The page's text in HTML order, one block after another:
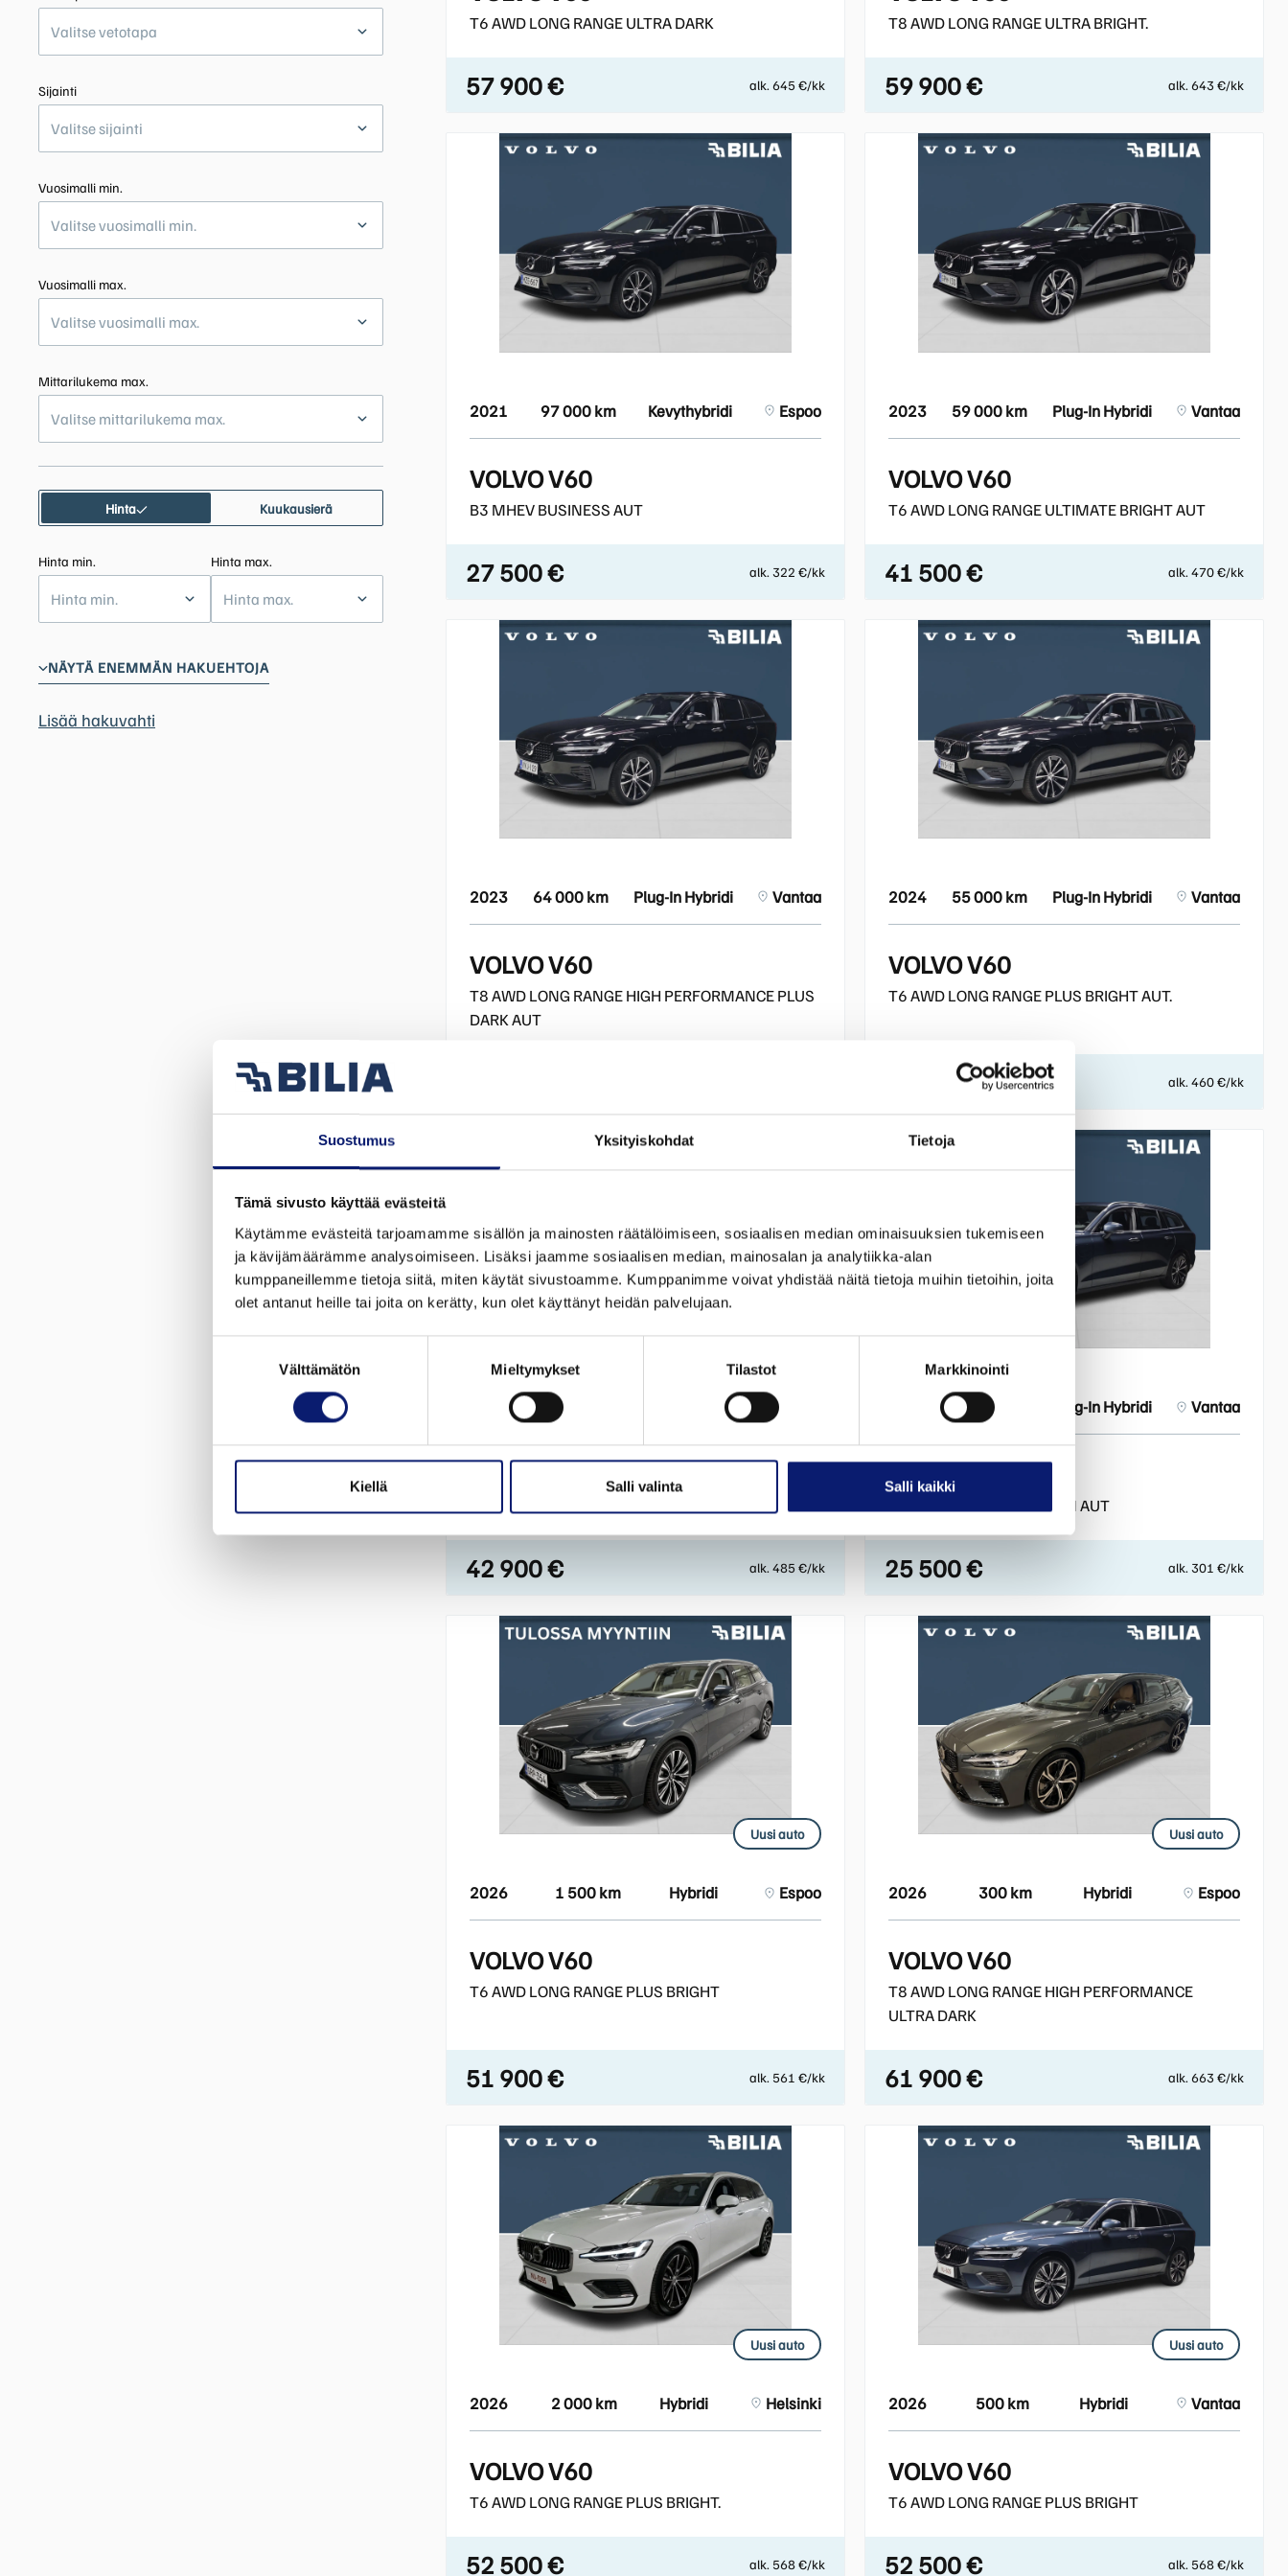
Suostumus Yksityiskohdat Tietoja
Tämä sivusto käyttää evästeitä
Käytämme evästeitä tarjoamamme sisällön ja mainosten räätälöimiseen, sosiaalisen median ominaisuuksien tukemiseen
ja kävijämäärämme analysoimiseen. Lisäksi jaamme sosiaalisen median, mainosalan ja analytiikka-alan
kumppaneillemme tietoja siitä, miten käytät sivustoamme. Kumppanimme voivat yhdistää näitä tietoja muihin tietoihin, joita
olet antanut heille tai joita on kerätty, kun olet käyttänyt heidän palvelujaan.
Välttämätön Mieltymykset Tilastot Markkinointi
Kiellä Salli valinta Salli kaikki
Valitse vetotapa
Sijainti
Valitse sijainti
Vuosimalli min.
Valitse vuosimalli min.
Vuosimalli max.
Valitse vuosimalli max.
Mittarilukema max.
Valitse mittarilukema max.
Hinta Kuukausierä
Hinta min.
Hinta min.
Hinta max.
Hinta max.
NÄYTÄ ENEMMÄN HAKUEHTOJA
Lisää hakuvahti
T6 AWD LONG RANGE ULTRA DARK
57 900 € alk. 645 €/kk
T8 AWD LONG RANGE ULTRA BRIGHT.
59 900 € alk. 643 €/kk
2021 97 000 km Kevythybridi Espoo
VOLVO V60
B3 MHEV BUSINESS AUT
27 500 € alk. 322 €/kk
2023 59 000 km Plug-In Hybridi Vantaa
VOLVO V60
T6 AWD LONG RANGE ULTIMATE BRIGHT AUT
41 500 € alk. 470 €/kk
2023 64 000 km Plug-In Hybridi Vantaa
VOLVO V60
T8 AWD LONG RANGE HIGH PERFORMANCE PLUS
DARK AUT
2024 55 000 km Plug-In Hybridi Vantaa
VOLVO V60
T6 AWD LONG RANGE PLUS BRIGHT AUT.
40 500 € alk. 460 €/kk
53 000 km Plug-In Hybridi Vantaa
VOLVO V60
42 900 € alk. 485 €/kk
92 000 km Plug-In Hybridi Vantaa
VOLVO V60
T6 TWE AWD MOMENTUM AUT
25 500 € alk. 301 €/kk
Uusi auto
2026 1 500 km Hybridi Espoo
VOLVO V60
T6 AWD LONG RANGE PLUS BRIGHT
51 900 € alk. 561 €/kk
Uusi auto
2026 300 km Hybridi Espoo
VOLVO V60
T8 AWD LONG RANGE HIGH PERFORMANCE
ULTRA DARK
61 900 € alk. 663 €/kk
Uusi auto
2026 2 000 km Hybridi Helsinki
VOLVO V60
T6 AWD LONG RANGE PLUS BRIGHT.
52 500 € alk. 568 €/kk
Uusi auto
2026 500 km Hybridi Vantaa
VOLVO V60
T6 AWD LONG RANGE PLUS BRIGHT
52 500 € alk. 568 €/kk